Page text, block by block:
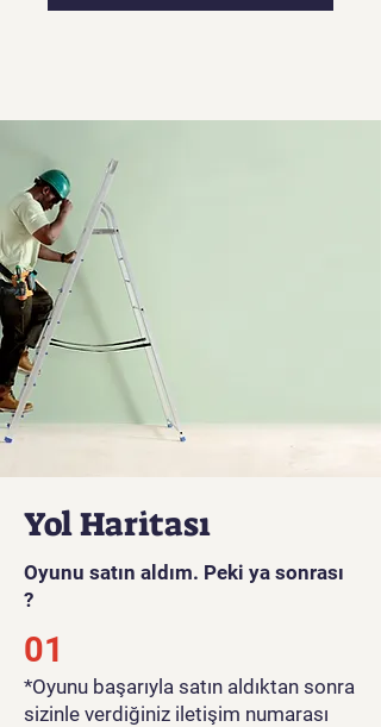
Yol Haritası
Oyunu satın aldım. Peki ya sonrası
?
01
*Oyunu başarıyla satın aldıktan sonra
sizinle verdiğiniz iletişim numarası